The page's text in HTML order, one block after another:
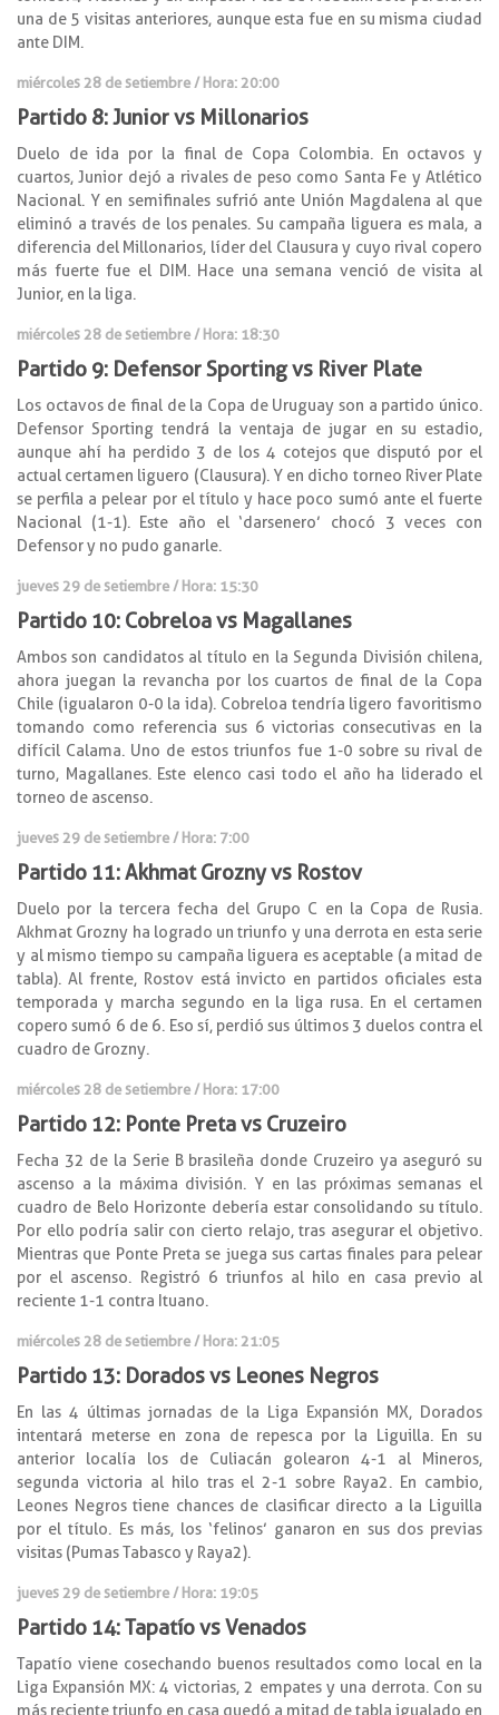
una de 5 visitas anteriores, aunque esta fue en su misma ciudad
ante DIM.
miércoles 28 de setiembre / Hora: 20:00
Partido 8: Junior vs Millonarios
Duelo de ida por la final de Copa Colombia. En octavos y
cuartos, Junior dejó a rivales de peso como Santa Fe y Atlético
Nacional. Y en semifinales sufrió ante Unión Magdalena al que
eliminó a través de los penales. Su campaña liguera es mala, a
diferencia del Millonarios, líder del Clausura y cuyo rival copero
más fuerte fue el DIM. Hace una semana venció de visita al
Junior, en la liga.
miércoles 28 de setiembre / Hora: 18:30
Partido 9: Defensor Sporting vs River Plate
Los octavos de final de la Copa de Uruguay son a partido único.
Defensor Sporting tendrá la ventaja de jugar en su estadio,
aunque ahí ha perdido 3 de los 4 cotejos que disputó por el
actual certamen liguero (Clausura). Y en dicho torneo River Plate
se perfila a pelear por el título y hace poco sumó ante el fuerte
Nacional (1-1). Este año el ‘darsenero’ chocó 3 veces con
Defensor y no pudo ganarle.
jueves 29 de setiembre / Hora: 15:30
Partido 10: Cobreloa vs Magallanes
Ambos son candidatos al título en la Segunda División chilena,
ahora juegan la revancha por los cuartos de final de la Copa
Chile (igualaron 0-0 la ida). Cobreloa tendría ligero favoritismo
tomando como referencia sus 6 victorias consecutivas en la
difícil Calama. Uno de estos triunfos fue 1-0 sobre su rival de
turno, Magallanes. Este elenco casi todo el año ha liderado el
torneo de ascenso.
jueves 29 de setiembre / Hora: 7:00
Partido 11: Akhmat Grozny vs Rostov
Duelo por la tercera fecha del Grupo C en la Copa de Rusia.
Akhmat Grozny ha logrado un triunfo y una derrota en esta serie
y al mismo tiempo su campaña liguera es aceptable (a mitad de
tabla). Al frente, Rostov está invicto en partidos oficiales esta
temporada y marcha segundo en la liga rusa. En el certamen
copero sumó 6 de 6. Eso sí, perdió sus últimos 3 duelos contra el
cuadro de Grozny.
miércoles 28 de setiembre / Hora: 17:00
Partido 12: Ponte Preta vs Cruzeiro
Fecha 32 de la Serie B brasileña donde Cruzeiro ya aseguró su
ascenso a la máxima división. Y en las próximas semanas el
cuadro de Belo Horizonte debería estar consolidando su título.
Por ello podría salir con cierto relajo, tras asegurar el objetivo.
Mientras que Ponte Preta se juega sus cartas finales para pelear
por el ascenso. Registró 6 triunfos al hilo en casa previo al
reciente 1-1 contra Ituano.
miércoles 28 de setiembre / Hora: 21:05
Partido 13: Dorados vs Leones Negros
En las 4 últimas jornadas de la Liga Expansión MX, Dorados
intentará meterse en zona de repesca por la Liguilla. En su
anterior localía los de Culiacán golearon 4-1 al Mineros,
segunda victoria al hilo tras el 2-1 sobre Raya2. En cambio,
Leones Negros tiene chances de clasificar directo a la Liguilla
por el título. Es más, los ‘felinos’ ganaron en sus dos previas
visitas (Pumas Tabasco y Raya2).
jueves 29 de setiembre / Hora: 19:05
Partido 14: Tapatío vs Venados
Tapatío viene cosechando buenos resultados como local en la
Liga Expansión MX: 4 victorias, 2 empates y una derrota. Con su
más reciente triunfo en casa quedó a mitad de tabla igualado en